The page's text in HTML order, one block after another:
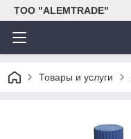
ТОО "ALEMTRADE"
Товары и услуги